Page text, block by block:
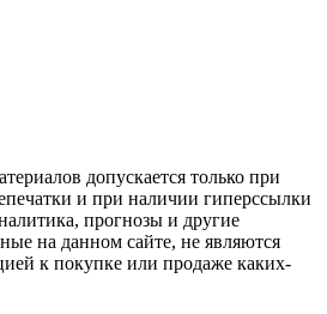
допускается только при
и при наличии гиперссылки
прогнозы и другие
на данном сайте, не являются
к покупке или продаже каких-